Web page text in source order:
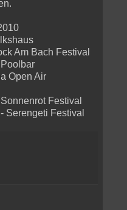
Am Bach Festival
Open Air
Festival
Serengeti Festival